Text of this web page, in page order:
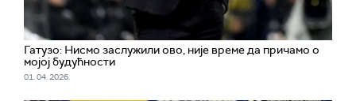
Гатузо: Нисмо заслужили ово, није време да причамо о
мојој будућности
01. 04. 2026.